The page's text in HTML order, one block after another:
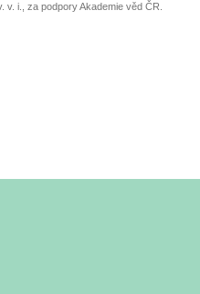
i., za podpory Akademie věd ČR.